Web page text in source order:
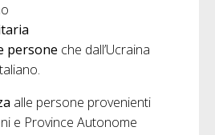
persone che dall’Ucraina
alle persone provenienti
e Province Autonome